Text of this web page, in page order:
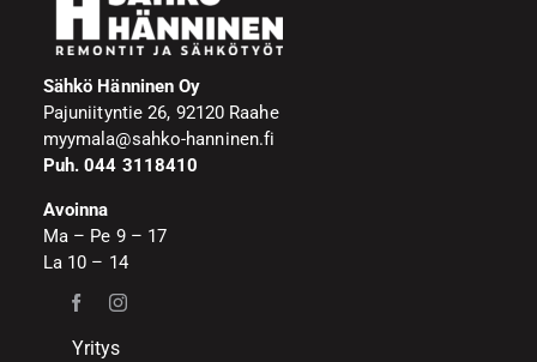
Sähkö Hänninen Oy
Pajuniityntie 26, 92120 Raahe
myymala@sahko-hanninen.fi
Puh. 044 3118410
Avoinna
Ma – Pe 9 – 17
La 10 – 14
Yritys